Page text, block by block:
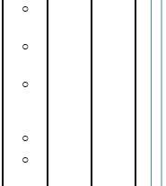
○
○
○
○
○